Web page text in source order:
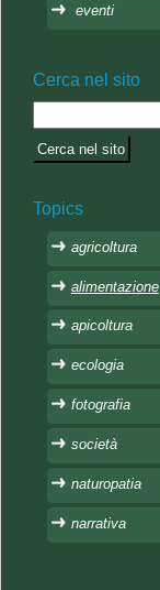
eventi
Cerca nel sito
Topics
agricoltura
alimentazione
apicoltura
ecologia
fotografia
società
naturopatia
narrativa